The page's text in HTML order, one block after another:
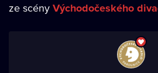
ze scény Východočeského